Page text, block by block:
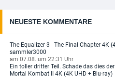
NEUESTE KOMMENTARE
The Equalizer 3 - The Final Chapter 4K
sammler3000
am 07.08. um 22:31 Uhr
Ein toller dritter Teil. Schade das dies
Mortal Kombat II 4K (4K UHD + Blu-ray)